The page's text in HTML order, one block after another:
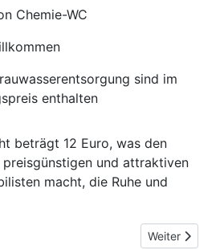
Chemie-WC
sind im
enthalten
beträgt 12 Euro, was den
und attraktiven
macht, die Ruhe und
– Historische Stadt am Niederrhein
Nächster
Weiter